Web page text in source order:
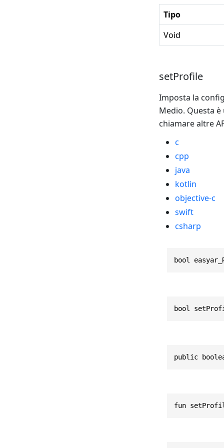
Tipo
Void
setProfile
Imposta la
Medio. Questa
chiamare altre
c
cpp
java
kotlin
objective-c
swift
csharp
bool
bool
public
fun